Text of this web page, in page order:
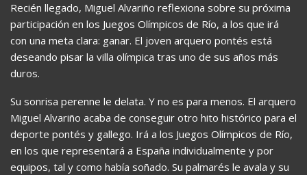
Recién llegado, Miguel Alvariño reflexiona sobre su próxima
participación en los Juegos Olímpicos de Río, a los que irá
con una meta clara: ganar. El joven arquero pontés está
deseando pisar la villa olímpica tras uno de sus años más
duros.
Su sonrisa perenne le delata. Y no es para menos. El arquero
Miguel Alvariño acaba de conseguir otro hito histórico para el
deporte pontés y gallego. Irá a los Juegos Olímpicos de Río,
en los que representará a España individualmente y por
equipos, tal y como había soñado. Su palmarés le avala y su